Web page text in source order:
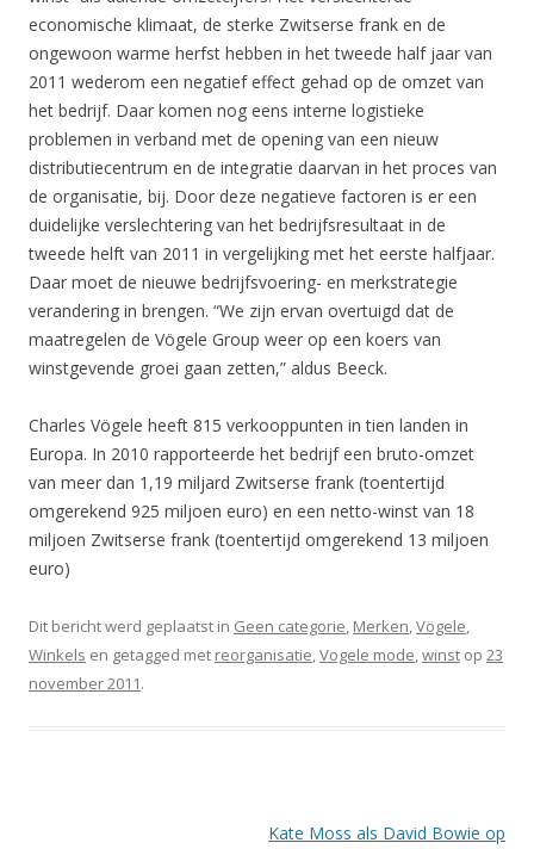
economische klimaat, de sterke Zwitserse frank en de
ongewoon warme herfst hebben in het tweede half jaar van
2011 wederom een negatief effect gehad op de omzet van
het bedrijf. Daar komen nog eens interne logistieke
problemen in verband met de opening van een nieuw
distributiecentrum en de integratie daarvan in het proces van
de organisatie, bij. Door deze negatieve factoren is er een
duidelijke verslechtering van het bedrijfsresultaat in de
tweede helft van 2011 in vergelijking met het eerste halfjaar.
Daar moet de nieuwe bedrijfsvoering- en merkstrategie
verandering in brengen. “We zijn ervan overtuigd dat de
maatregelen de Vögele Group weer op een koers van
winstgevende groei gaan zetten,” aldus Beeck.
Charles Vögele heeft 815 verkooppunten in tien landen in
Europa. In 2010 rapporteerde het bedrijf een bruto-omzet
van meer dan 1,19 miljard Zwitserse frank (toentertijd
omgerekend 925 miljoen euro) en een netto-winst van 18
miljoen Zwitserse frank (toentertijd omgerekend 13 miljoen
euro)
Dit bericht werd geplaatst in Geen categorie, Merken,Vögele,
Winkels en getagged met reorganisatie,Vogele mode,winst op 23
november 2011.
Kate Moss als David Bowie op